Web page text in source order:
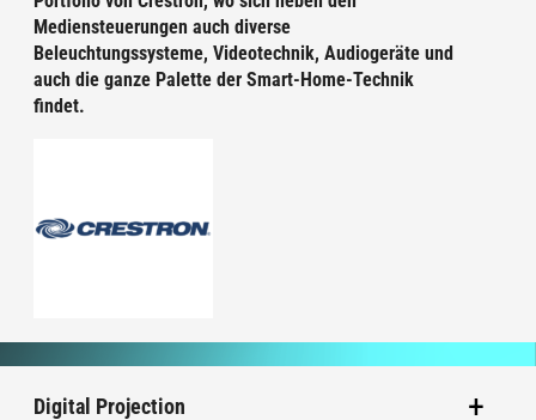
Mediensteuerungen auch diverse
Beleuchtungssysteme, Videotechnik, Audiogeräte und
auch die ganze Palette der Smart-Home-Technik
findet.
Digital Projection